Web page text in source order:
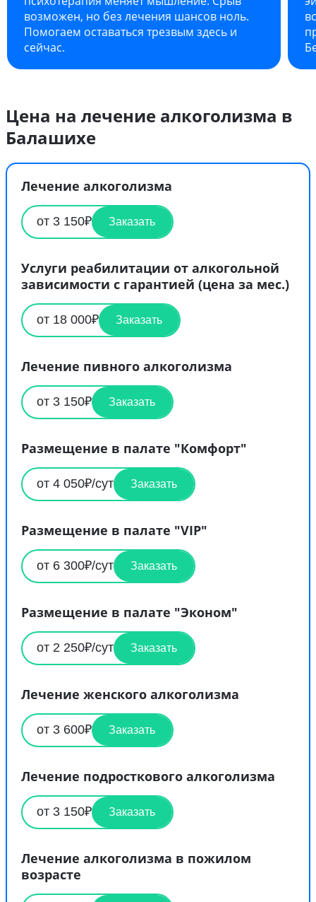
возможен, но без лечения шансов ноль.
Помогаем оставаться трезвым здесь и
сейчас.
Цена на лечение алкоголизма в
Балашихе
Лечение алкоголизма
от 3 150₽ Заказать
Услуги реабилитации от алкогольной
зависимости с гарантией (цена за мес.)
от 18 000₽ Заказать
Лечение пивного алкоголизма
от 3 150₽ Заказать
Размещение в палате "Комфорт"
от 4 050₽/сут Заказать
Размещение в палате "VIP"
от 6 300₽/сут Заказать
Размещение в палате "Эконом"
от 2 250₽/сут Заказать
Лечение женского алкоголизма
от 3 600₽ Заказать
Лечение подросткового алкоголизма
от 3 150₽ Заказать
Лечение алкоголизма в пожилом
возрасте